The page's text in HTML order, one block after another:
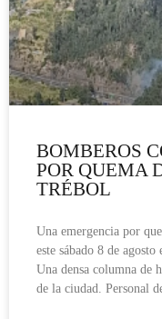
BOMBEROS
POR QUEMA
TRÉBOL
Una emergencia por
este sábado 8 de
Una densa columna de
de la ciudad. Personal